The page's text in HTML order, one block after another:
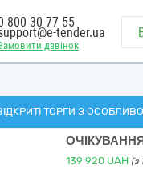
дзвінок
800 30 77 55
tender.ua
ТОРГИ З
139 920 UAH (з